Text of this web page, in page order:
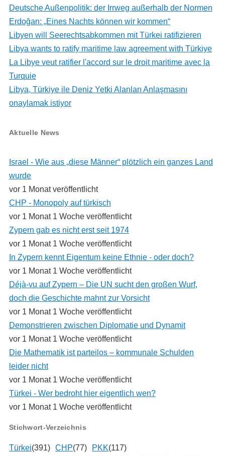
Deutsche Außenpolitik: der Irrweg außerhalb der Normen
Erdoğan: „Eines Nachts können wir kommen“
Libyen will Seerechtsabkommen mit Türkei ratifizieren
Libya wants to ratify maritime law agreement with Türkiye
La Libye veut ratifier l'accord sur le droit maritime avec la
Turquie
Libya, Türkiye ile Deniz Yetki Alanları Anlaşmasını
onaylamak istiyor
Aktuelle News
Israel - Wie aus „diese Männer“ plötzlich ein ganzes Land
wurde
vor 1 Monat veröffentlicht
CHP - Monopoly auf türkisch
vor 1 Monat 1 Woche veröffentlicht
Zypern gab es nicht erst seit 1974
vor 1 Monat 1 Woche veröffentlicht
In Zypern kennt Eigentum keine Ethnie - oder doch?
vor 1 Monat 1 Woche veröffentlicht
Déjà-vu auf Zypern – Die UN sucht den großen Wurf,
doch die Geschichte mahnt zur Vorsicht
vor 1 Monat 1 Woche veröffentlicht
Demonstrieren zwischen Diplomatie und Dynamit
vor 1 Monat 1 Woche veröffentlicht
Die Mathematik ist parteilos – kommunale Schulden
leider nicht
vor 1 Monat 1 Woche veröffentlicht
Türkei - Wer bedroht hier eigentlich wen?
vor 1 Monat 1 Woche veröffentlicht
Stichwort-Verzeichnis
Türkei(391) CHP(77) PKK(117)